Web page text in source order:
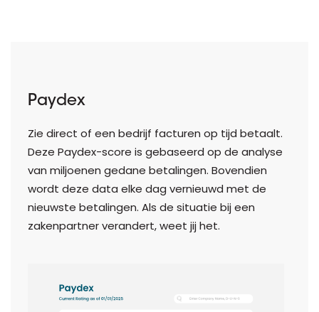
Paydex
Zie direct of een bedrijf facturen op tijd betaalt.
Deze Paydex-score is gebaseerd op de analyse
van miljoenen gedane betalingen. Bovendien
wordt deze data elke dag vernieuwd met de
nieuwste betalingen. Als de situatie bij een
zakenpartner verandert, weet jij het.